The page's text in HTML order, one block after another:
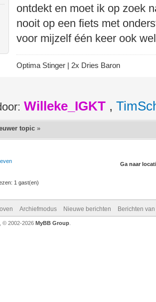
ontdekt en moet ik op zoek
nooit op een fiets met
voor mijzelf één keer ook
Optima Stinger | 2x Dries Baron
Willeke_IGKT ,
topic »
Ga naar
1 gast(en)
Archiefmodus Nieuwe berichten Berichten
, © 2002-2026 MyBB Group